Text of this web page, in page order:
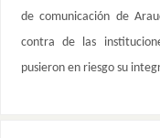
de comunicación de
contra de las
pusieron en riesgo su